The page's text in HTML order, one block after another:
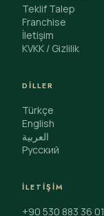
Teklif Talep
Franchise
İletişim
KVKK / Gizlilik
DILLER
Türkçe
English
العربية
Русский
İLETIŞIM
+90 530 883 36 01